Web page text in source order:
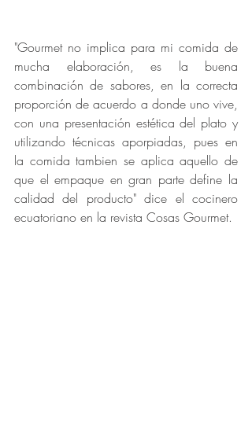
"Gourmet no implica para mi comida de
mucha elaboración, es la buena
combinación de sabores, en la correcta
proporción de acuerdo a donde uno vive,
con una presentación estética del plato y
utilizando técnicas aporpiadas, pues en
la comida tambien se aplica aquello de
que el empaque en gran parte define la
calidad del producto" dice el cocinero
ecuatoriano en la revista Cosas Gourmet.